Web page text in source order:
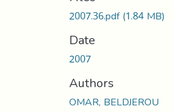
2007.36.pdf(1.84 MB)
Date
2007
Authors
OMAR, BELDJEROU